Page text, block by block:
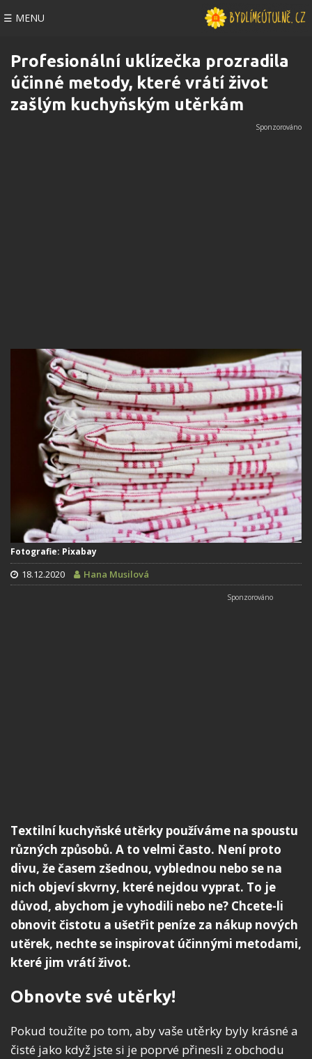
☰ MENU
Profesionální uklízečka prozradila
účinné metody, které vrátí život
zašlým kuchyňským utěrkám
Fotografie: Pixabay
18.12.2020 Hana Musilová
Textilní kuchyňské utěrky používáme na spoustu
různých způsobů. A to velmi často. Není proto
divu, že časem zšednou, vyblednou nebo se na
nich objeví skvrny, které nejdou vyprat. To je
důvod, abychom je vyhodili nebo ne? Chcete-li
obnovit čistotu a ušetřit peníze za nákup nových
utěrek, nechte se inspirovat účinnými metodami,
které jim vrátí život.
Obnovte své utěrky!
Pokud toužíte po tom, aby vaše utěrky byly krásné a
čisté jako když jste si je poprvé přinesli z obchodu